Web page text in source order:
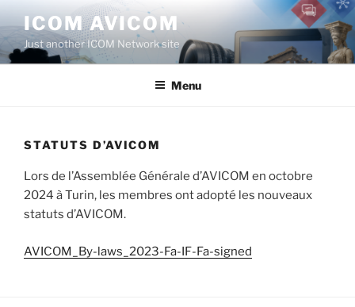
au
contenu
principal
ICOM AVICOM
Just another ICOM Network site
Menu
STATUTS D’AVICOM
Lors de l’Assemblée Générale d’AVICOM en octobre
2024 à Turin, les membres ont adopté les nouveaux
statuts d’AVICOM.
AVICOM_By-laws_2023-Fa-IF-Fa-signed